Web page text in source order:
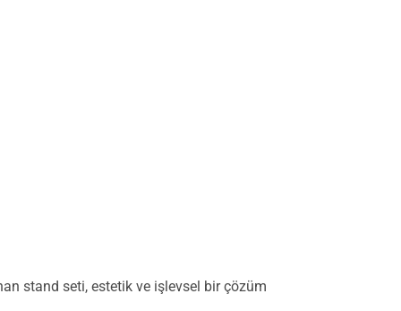
stand seti, estetik ve işlevsel bir çözüm